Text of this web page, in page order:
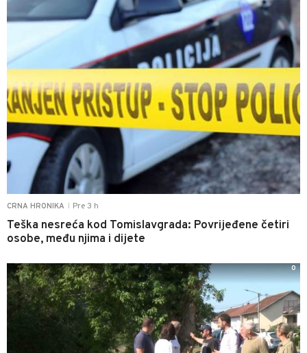
CRNA HRONIKA Pre 3 h
Teška nesreća kod Tomislavgrada: Povrijeđene četiri
osobe, među njima i dijete
0